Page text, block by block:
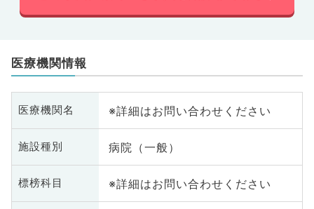
医療機関情報
医療機関名 ※詳細はお問い合わせください
施設種別 病院（一般）
標榜科目 ※詳細はお問い合わせください